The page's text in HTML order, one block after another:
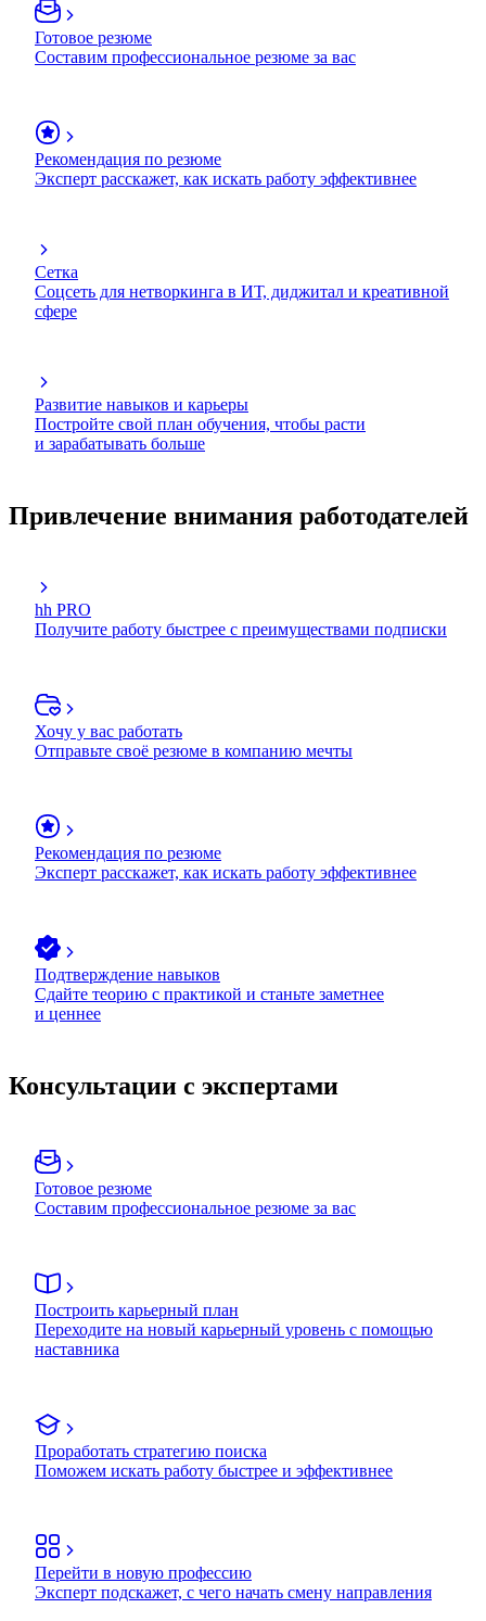
Готовое резюме
Составим профессиональное резюме за вас
Рекомендация по резюме
Эксперт расскажет, как искать работу эффективнее
Сетка
Соцсеть для нетворкинга в ИТ, диджитал и креативной
сфере
Развитие навыков и карьеры
Постройте свой план обучения, чтобы расти
и зарабатывать больше
Привлечение внимания работодателей
hh PRO
Получите работу быстрее с преимуществами подписки
Хочу у вас работать
Отправьте своё резюме в компанию мечты
Рекомендация по резюме
Эксперт расскажет, как искать работу эффективнее
Подтверждение навыков
Сдайте теорию с практикой и станьте заметнее
и ценнее
Консультации с экспертами
Готовое резюме
Составим профессиональное резюме за вас
Построить карьерный план
Переходите на новый карьерный уровень с помощью
наставника
Проработать стратегию поиска
Поможем искать работу быстрее и эффективнее
Перейти в новую профессию
Эксперт подскажет, с чего начать смену направления